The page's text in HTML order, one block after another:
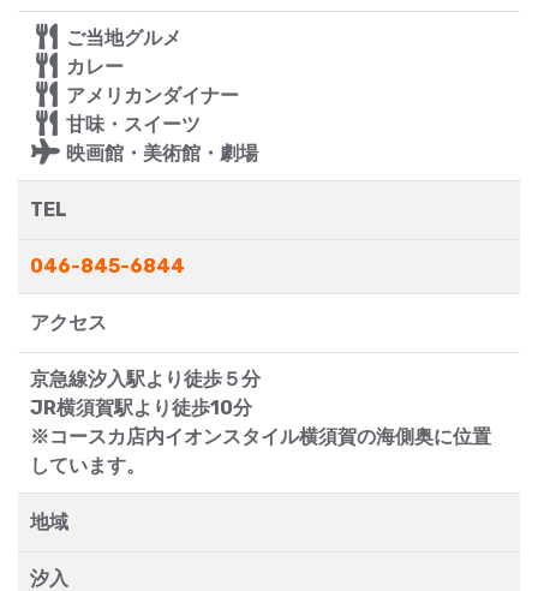
ご当地グルメ
カレー
アメリカンダイナー
甘味・スイーツ
映画館・美術館・劇場
TEL
046-845-6844
アクセス
京急線汐入駅より徒歩５分
JR横須賀駅より徒歩10分
※コースカ店内イオンスタイル横須賀の海側奥に位置
しています。
地域
汐入